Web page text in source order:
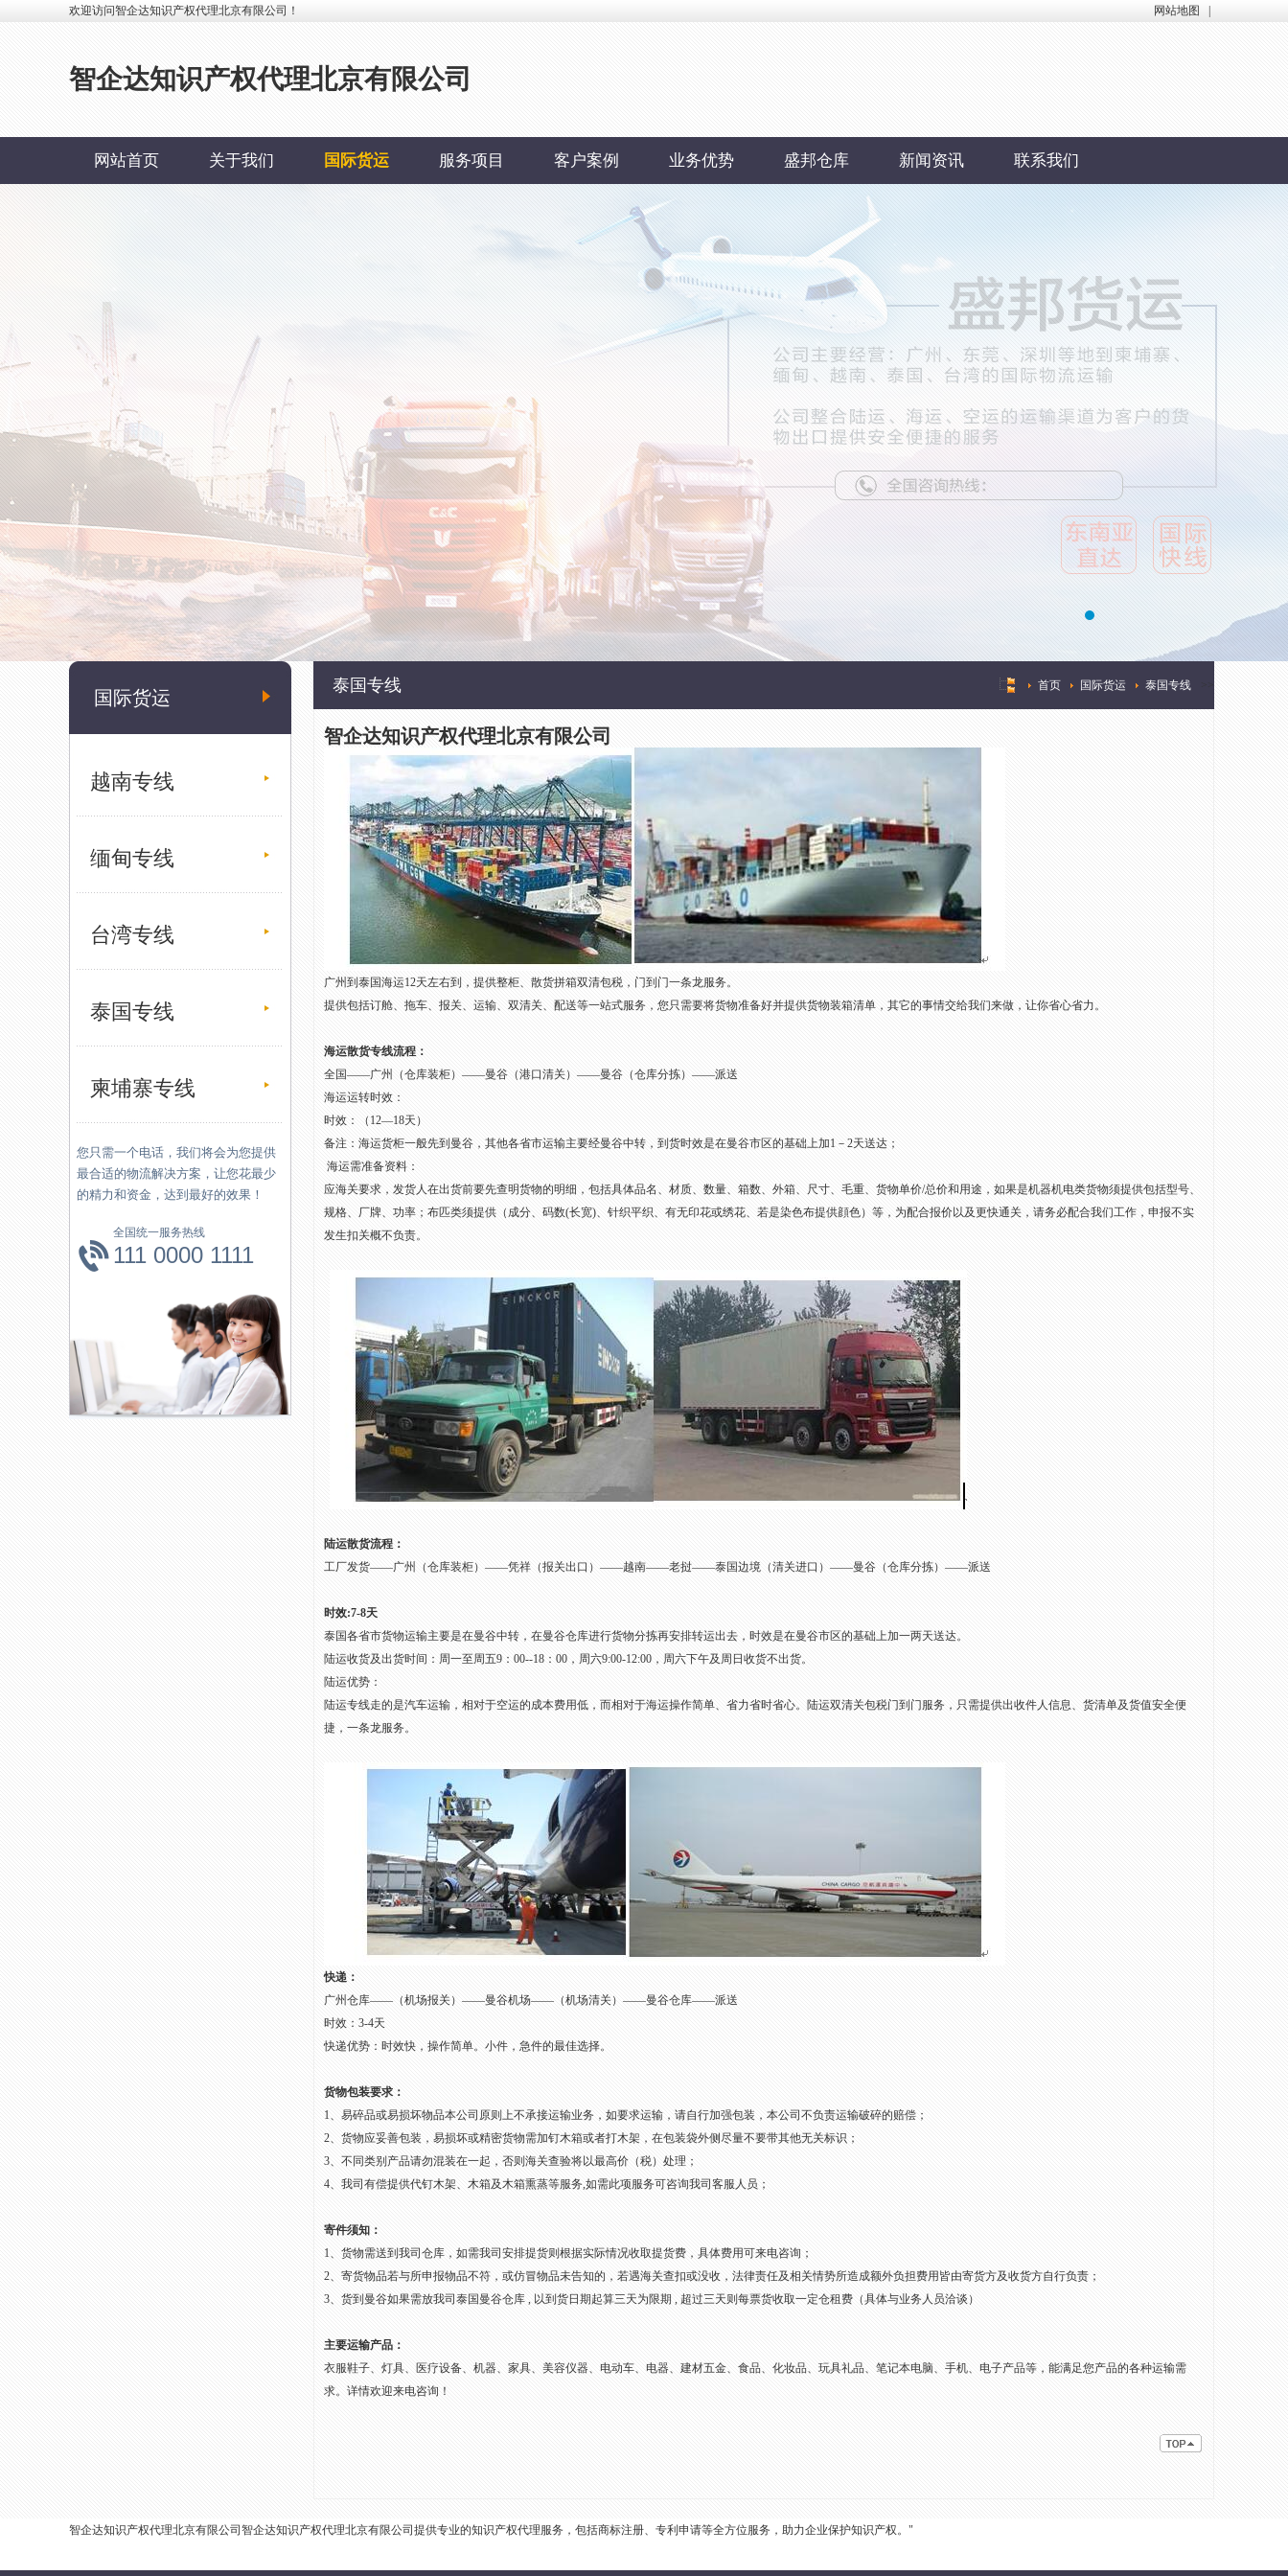
欢迎访问智企达知识产权代理北京有限公司！ 网站地图
智企达知识产权代理北京有限公司
网站首页 关于我们 国际货运 服务项目 客户案例 业务优势 盛邦仓库 新闻资讯 联系我们
国际货运
越南专线
缅甸专线
台湾专线
泰国专线
柬埔寨专线
您只需一个电话，我们将会为您提供
最合适的物流解决方案，让您花最少
的精力和资金，达到最好的效果！
全国统一服务热线
111 0000 1111
泰国专线 首页 国际货运 泰国专线
智企达知识产权代理北京有限公司
广州到泰国海运12天左右到，提供整柜、散货拼箱双清包税，门到门一条龙服务。
提供包括订舱、拖车、报关、运输、双清关、配送等一站式服务，您只需要将货物准备好并提供货物装箱清单，其它的事情交给我们来做，让你省心省力。
海运散货专线流程：
全国——广州（仓库装柜）——曼谷（港口清关）——曼谷（仓库分拣）——派送
海运运转时效：
时效：（12—18天）
备注：海运货柜一般先到曼谷，其他各省市运输主要经曼谷中转，到货时效是在曼谷市区的基础上加1－2天送达；
海运需准备资料：
应海关要求，发货人在出货前要先查明货物的明细，包括具体品名、材质、数量、箱数、外箱、尺寸、毛重、货物单价/总价和用途，如果是机器机电类货物须提供包括型号、
规格、厂牌、功率；布匹类须提供（成分、码数(长宽)、针织平织、有无印花或绣花、若是染色布提供顔色）等，为配合报价以及更快通关，请务必配合我们工作，申报不实
发生扣关概不负责。
陆运散货流程：
工厂发货——广州（仓库装柜）——凭祥（报关出口）——越南——老挝——泰国边境（清关进口）——曼谷（仓库分拣）——派送
时效:7-8天
泰国各省市货物运输主要是在曼谷中转，在曼谷仓库进行货物分拣再安排转运出去，时效是在曼谷市区的基础上加一两天送达。
陆运收货及出货时间：周一至周五9：00--18：00，周六9:00-12:00，周六下午及周日收货不出货。
陆运优势：
陆运专线走的是汽车运输，相对于空运的成本费用低，而相对于海运操作简单、省力省时省心。陆运双清关包税门到门服务，只需提供出收件人信息、货清单及货值安全便
捷，一条龙服务。
快递：
广州仓库——（机场报关）——曼谷机场——（机场清关）——曼谷仓库——派送
时效：3-4天
快递优势：时效快，操作简单。小件，急件的最佳选择。
货物包装要求：
1、易碎品或易损坏物品本公司原则上不承接运输业务，如要求运输，请自行加强包装，本公司不负责运输破碎的赔偿；
2、货物应妥善包装，易损坏或精密货物需加钉木箱或者打木架，在包装袋外侧尽量不要带其他无关标识；
3、不同类别产品请勿混装在一起，否则海关查验将以最高价（税）处理；
4、我司有偿提供代钉木架、木箱及木箱熏蒸等服务,如需此项服务可咨询我司客服人员；
寄件须知：
1、货物需送到我司仓库，如需我司安排提货则根据实际情况收取提货费，具体费用可来电咨询；
2、寄货物品若与所申报物品不符，或仿冒物品未告知的，若遇海关查扣或没收，法律责任及相关情势所造成额外负担费用皆由寄货方及收货方自行负责；
3、货到曼谷如果需放我司泰国曼谷仓库 , 以到货日期起算三天为限期 , 超过三天则每票货收取一定仓租费（具体与业务人员洽谈）
主要运输产品：
衣服鞋子、灯具、医疗设备、机器、家具、美容仪器、电动车、电器、建材五金、食品、化妆品、玩具礼品、笔记本电脑、手机、电子产品等，能满足您产品的各种运输需
求。详情欢迎来电咨询！
智企达知识产权代理北京有限公司智企达知识产权代理北京有限公司提供专业的知识产权代理服务，包括商标注册、专利申请等全方位服务，助力企业保护知识产权。"